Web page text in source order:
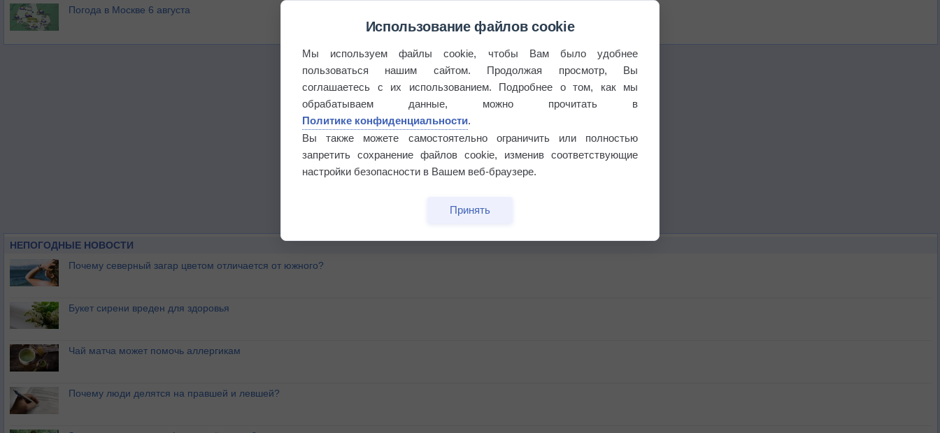
Погода в Москве 6 августа
НЕПОГОДНЫЕ НОВОСТИ
Почему северный загар цветом отличается от южного?
Букет сирени вреден для здоровья
Чай матча может помочь аллергикам
Почему люди делятся на правшей и левшей?
Использование файлов cookie
Мы используем файлы cookie, чтобы Вам было удобнее
пользоваться нашим сайтом. Продолжая просмотр, Вы
соглашаетесь с их использованием. Подробнее о том, как мы
обрабатываем данные, можно прочитать в
Политике конфиденциальности.
Вы также можете самостоятельно ограничить или полностью
запретить сохранение файлов cookie, изменив соответствующие
настройки безопасности в Вашем веб-браузере.
Принять